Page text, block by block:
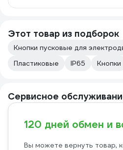
Этот товар из подборок
Кнопки пусковые для
Пластиковые
IP65 Кнопки
Сервисное
120 дней обмен и
Вы можете вернуть товар,